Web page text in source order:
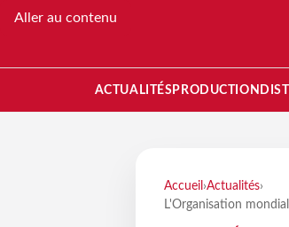
Aller au contenu
ACTUALITÉS PRODUCTION
Accueil ›Actualités›
L'Organisation